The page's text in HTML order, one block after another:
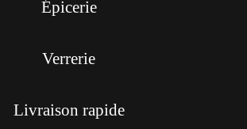
Épicerie
Verrerie
Livraison rapide